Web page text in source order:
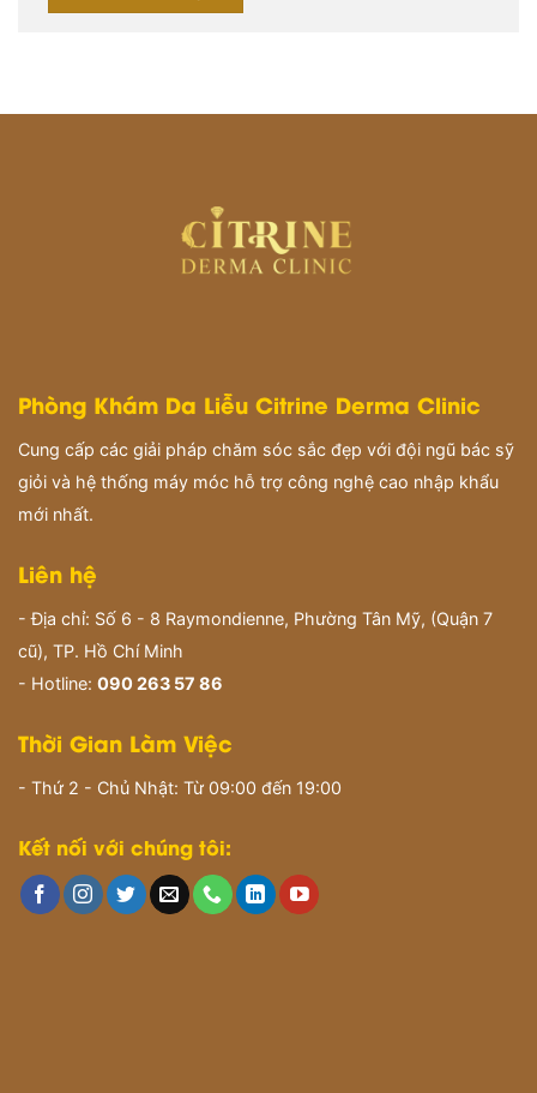
Phòng Khám Da Liễu Citrine Derma Clinic
Cung cấp các giải pháp chăm sóc sắc đẹp với đội ngũ bác sỹ
giỏi và hệ thống máy móc hỗ trợ công nghệ cao nhập khẩu
mới nhất.
Liên hệ
- Địa chỉ: Số 6 - 8 Raymondienne, Phường Tân Mỹ, (Quận 7
cũ), TP. Hồ Chí Minh
- Hotline: 090 263 57 86
Thời Gian Làm Việc
- Thứ 2 - Chủ Nhật: Từ 09:00 đến 19:00
Kết nối với chúng tôi: